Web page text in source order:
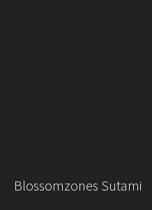
Blossomzones Sutami